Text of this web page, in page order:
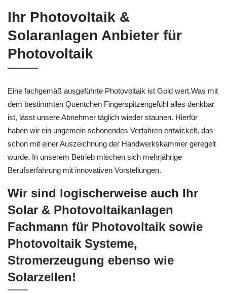
Ihr Photovoltaik &
Solaranlagen Anbieter für
Photovoltaik
Eine fachgemäß ausgeführte Photovoltaik ist Gold wert.Was mit
dem bestimmten Quentchen Fingerspitzengefühl alles denkbar
ist, lässt unsere Abnehmer täglich wieder staunen. Hierfür
haben wir ein ungemein schonendes Verfahren entwickelt, das
schon mit einer Auszeichnung der Handwerkskammer geregelt
wurde. In unserem Betrieb mischen sich mehrjährige
Berufserfahrung mit innovativen Vorstellungen.
Wir sind logischerweise auch Ihr
Solar & Photovoltaikanlagen
Fachmann für Photovoltaik sowie
Photovoltaik Systeme,
Stromerzeugung ebenso wie
Solarzellen!